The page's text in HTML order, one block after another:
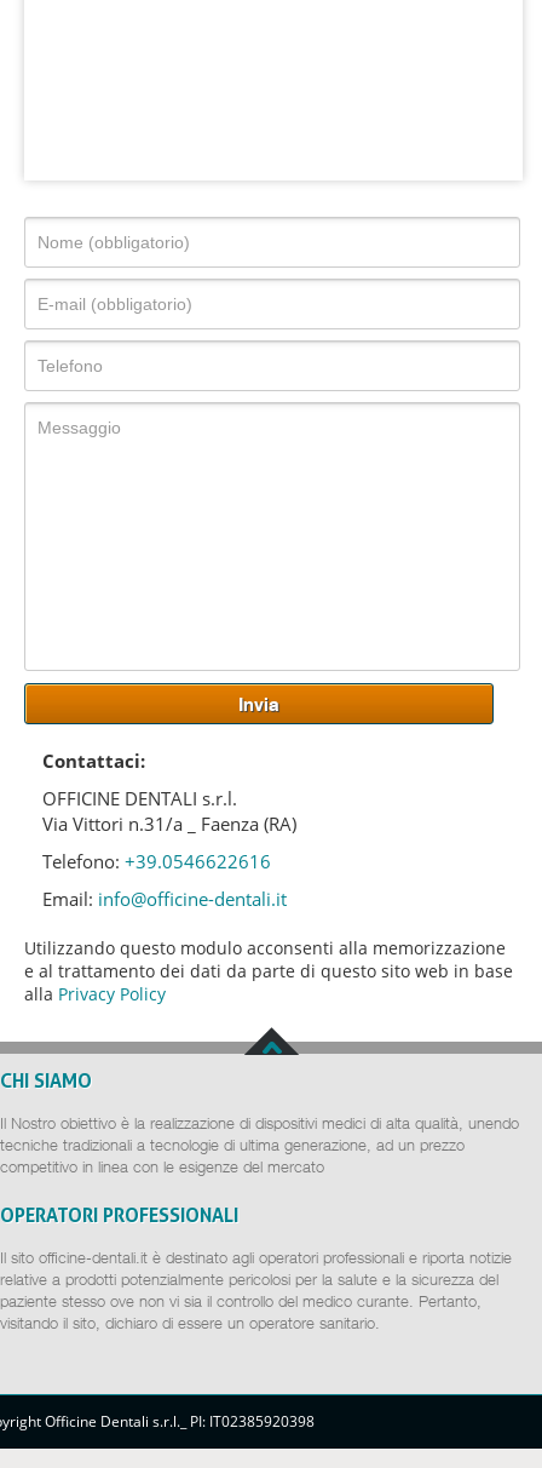
Contattaci:
OFFICINE DENTALI s.r.l.
Via Vittori n.31/a _ Faenza (RA)
Telefono: +39.0546622616
Email: info@officine-dentali.it
Utilizzando questo modulo acconsenti alla memorizzazione
e al trattamento dei dati da parte di questo sito web in base
alla Privacy Policy
CHI SIAMO
Il Nostro obiettivo è la realizzazione di dispositivi medici di alta qualità, unendo
tecniche tradizionali a tecnologie di ultima generazione, ad un prezzo
competitivo in linea con le esigenze del mercato
OPERATORI PROFESSIONALI
Il sito officine-dentali.it è destinato agli operatori professionali e riporta notizie
relative a prodotti potenzialmente pericolosi per la salute e la sicurezza del
paziente stesso ove non vi sia il controllo del medico curante. Pertanto,
visitando il sito, dichiaro di essere un operatore sanitario.
Officine Dentali s.r.l._ PI: IT02385920398